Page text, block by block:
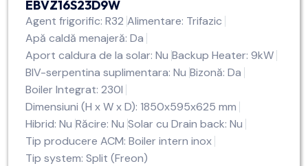
EBVZ16S23D9W
Agent frigorific: R32 Alimentare: Trifazic
Apă caldă menajeră: Da
Aport caldura de la solar: Nu Backup Heater: 9kW
BIV-serpentina suplimentara: Nu Bizonă: Da
Boiler Integrat: 230l
Dimensiuni (H x W x D): 1850x595x625 mm
Hibrid: Nu Răcire: Nu Solar cu Drain back: Nu
Tip producere ACM: Boiler intern inox
Tip system: Split (Freon)